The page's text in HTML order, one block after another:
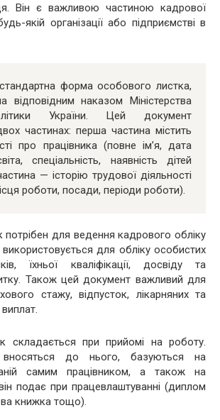
Він є важливою частиною кадрової
якій організації або підприємстві в
форма особового листка,
відповідним наказом Міністерства
України. Цей документ
частинах: перша частина містить
про працівника (повне ім’я, дата
спеціальність, наявність дітей
— історію трудової діяльності
роботи, посади, періоди роботи).
для ведення кадрового обліку
використовується для обліку особистих
їхньої кваліфікації, досвіду та
Також цей документ важливий для
стажу, відпусток, лікарняних та
складається при прийомі на роботу.
до нього, базуються на
самим працівником, а також на
подає при працевлаштуванні (диплом
книжка тощо).